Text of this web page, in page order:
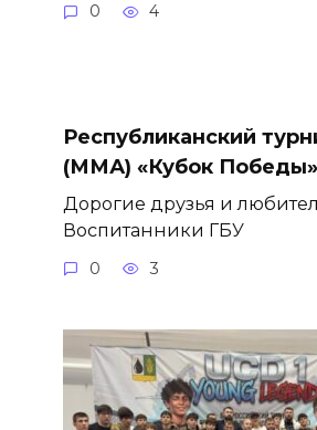
0 4
Республиканский
(ММА) «Кубок Победы»
Дорогие друзья и
Воспитанники ГБУ
0 3